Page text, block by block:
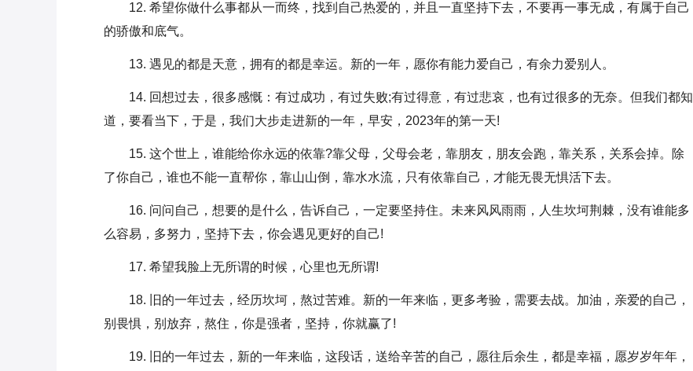
12. 希望你做什么事都从一而终，找到自己热爱的，并且一直坚持下去，不要再一事无成，有属于自己
的骄傲和底气。
13. 遇见的都是天意，拥有的都是幸运。新的一年，愿你有能力爱自己，有余力爱别人。
14. 回想过去，很多感慨：有过成功，有过失败;有过得意，有过悲哀，也有过很多的无奈。但我们都知
道，要看当下，于是，我们大步走进新的一年，早安，2023年的第一天!
15. 这个世上，谁能给你永远的依靠?靠父母，父母会老，靠朋友，朋友会跑，靠关系，关系会掉。除
了你自己，谁也不能一直帮你，靠山山倒，靠水水流，只有依靠自己，才能无畏无惧活下去。
16. 问问自己，想要的是什么，告诉自己，一定要坚持住。未来风风雨雨，人生坎坷荆棘，没有谁能多
么容易，多努力，坚持下去，你会遇见更好的自己!
17. 希望我脸上无所谓的时候，心里也无所谓!
18. 旧的一年过去，经历坎坷，熬过苦难。新的一年来临，更多考验，需要去战。加油，亲爱的自己，
别畏惧，别放弃，熬住，你是强者，坚持，你就赢了!
19. 旧的一年过去，新的一年来临，这段话，送给辛苦的自己，愿往后余生，都是幸福，愿岁岁年年，